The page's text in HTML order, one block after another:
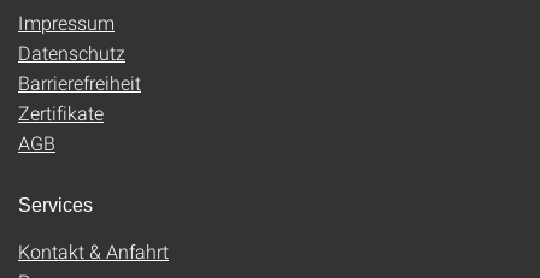
Impressum
Datenschutz
Barrierefreiheit
Zertifikate
AGB
Services
Kontakt & Anfahrt